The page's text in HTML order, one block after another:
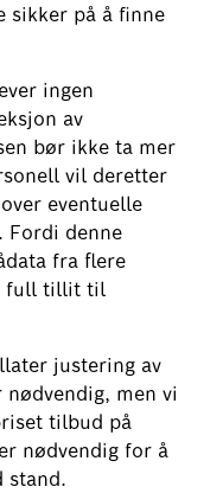
sikker på å finne
ingen
av
bør ikke ta mer
vil deretter
eventuelle
Fordi denne
fra flere
full tillit til
justering av
men vi
tilbud på
nødvendig for å
stand.